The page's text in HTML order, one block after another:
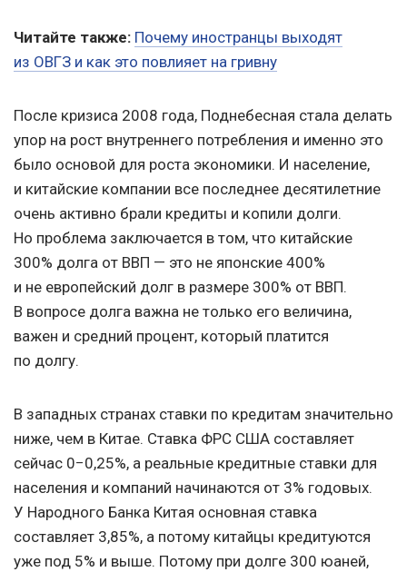
Читайте также: Почему иностранцы выходят
из ОВГЗ и как это повлияет на гривну
После кризиса 2008 года, Поднебесная стала делать
упор на рост внутреннего потребления и именно это
было основой для роста экономики. И население,
и китайские компании все последнее десятилетние
очень активно брали кредиты и копили долги.
Но проблема заключается в том, что китайские
300% долга от ВВП — это не японские 400%
и не европейский долг в размере 300% от ВВП.
В вопросе долга важна не только его величина,
важен и средний процент, который платится
по долгу.
В западных странах ставки по кредитам значительно
ниже, чем в Китае. Ставка ФРС США составляет
сейчас 0−0,25%, а реальные кредитные ставки для
населения и компаний начинаются от 3% годовых.
У Народного Банка Китая основная ставка
составляет 3,85%, а потому китайцы кредитуются
уже под 5% и выше. Потому при долге 300 юаней,